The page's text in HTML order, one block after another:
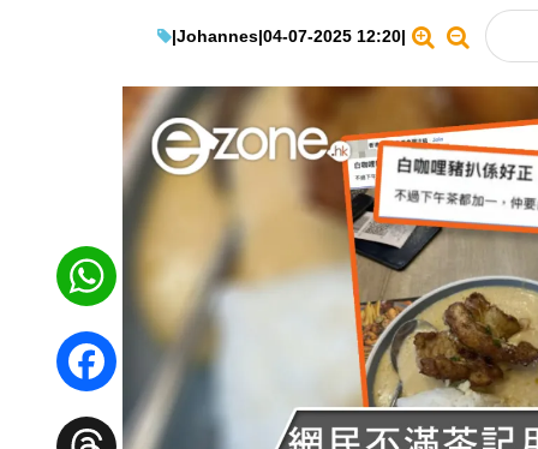
|Johannes|04-07-2025 12:20|
WhatsApp
Facebook